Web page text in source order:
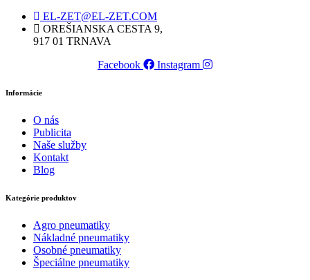
EL-ZET@EL-ZET.COM
OREŠIANSKA CESTA 9,
917 01 TRNAVA
Facebook
Instagram
Informácie
O nás
Publicita
Naše služby
Kontakt
Blog
Kategórie produktov
Agro pneumatiky
Nákladné pneumatiky
Osobné pneumatiky
Špeciálne pneumatiky